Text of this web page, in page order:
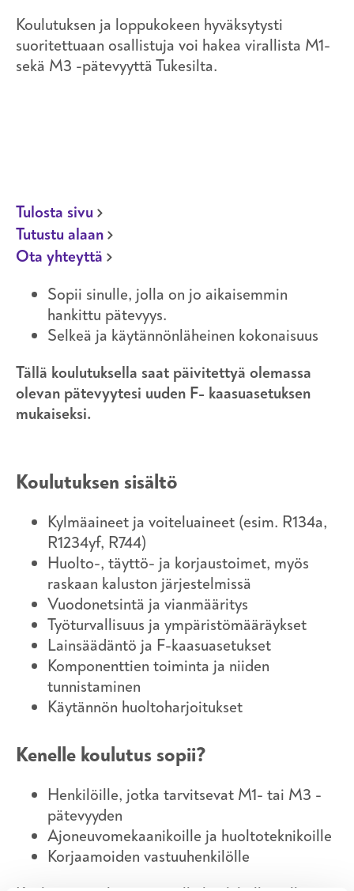
Koulutuksen ja loppukokeen hyväksytysti
suoritettuaan osallistuja voi hakea virallista M1-
sekä M3 -pätevyyttä Tukesilta.
Tulosta sivu
Tutustu alaan
Ota yhteyttä
Sopii sinulle, jolla on jo aikaisemmin
hankittu pätevyys.
Selkeä ja käytännönläheinen kokonaisuus
Tällä koulutuksella saat päivitettyä olemassa
olevan pätevyytesi uuden F- kaasuasetuksen
mukaiseksi.
Koulutuksen sisältö
Kylmäaineet ja voiteluaineet (esim. R134a,
R1234yf, R744)
Huolto-, täyttö- ja korjaustoimet, myös
raskaan kaluston järjestelmissä
Vuodonetsintä ja vianmääritys
Työturvallisuus ja ympäristömääräykset
Lainsäädäntö ja F-kaasuasetukset
Komponenttien toiminta ja niiden
tunnistaminen
Käytännön huoltoharjoitukset
Kenelle koulutus sopii?
Henkilöille, jotka tarvitsevat M1- tai M3 -
pätevyyden
Ajoneuvomekaanikoille ja huoltoteknikoille
Korjaamoiden vastuuhenkilölle